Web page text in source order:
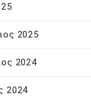
2025
2024
2024